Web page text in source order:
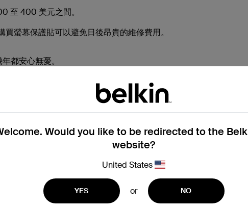
至 400 美元之間。
螢幕保護貼可以避免日後昂貴的維修費用。
都安心無憂。
、安全性和隱私性。
窺視您的螢幕。
用配件，改善您每天使用 iPhone 的體驗。
Would you like to be redirected to the
website?
United States
YES or NO